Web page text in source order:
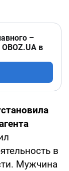
–
в
в
Мужчина